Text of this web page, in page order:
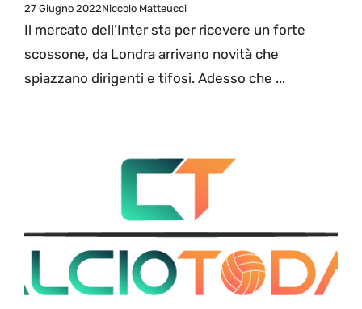
27 Giugno 2022Niccolo Matteucci
Il mercato dell’Inter sta per ricevere un forte
scossone, da Londra arrivano novità che
spiazzano dirigenti e tifosi. Adesso che ...